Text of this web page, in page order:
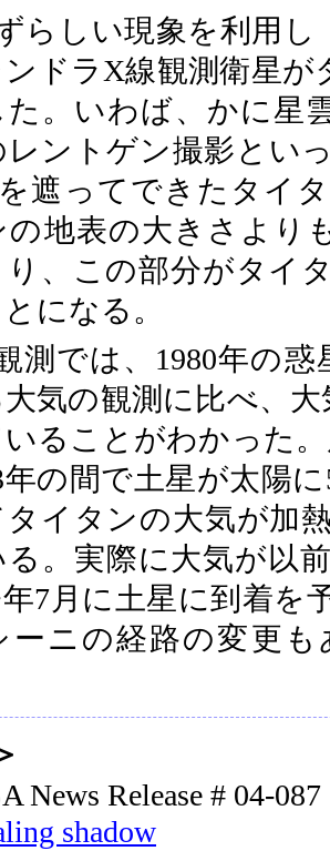
らしい現象を利用し
ドラX線観測衛星が
た。いわば、かに星
レントゲン撮影とい
遮ってできたタイ
の地表の大きさより
、この部分がタイ
になる。
測では、1980年の
気の観測に比べ、大
ることがわかった
年の間で土星が太陽
タイタンの大気が加
る。実際に大気が以
7月に土星に到着を
ーニの経路の変更
News Release # 04-
shadow